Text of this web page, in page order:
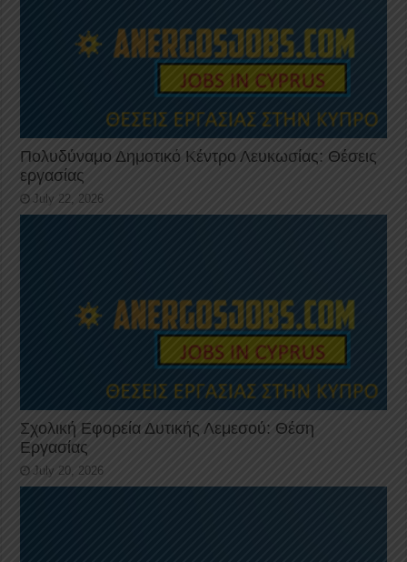
Πολυδύναμο Δημοτικό Κέντρο Λευκωσίας: Θέσεις
εργασίας
July 22, 2026
Σχολική Εφορεία Δυτικής Λεμεσού: Θέση
Εργασίας
July 20, 2026